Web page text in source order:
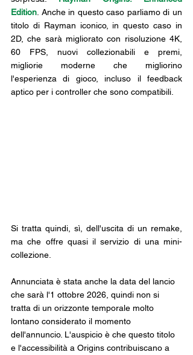
Edition. Anche in questo caso parliamo di un
titolo di Rayman iconico, in questo caso in
2D, che sarà migliorato con risoluzione 4K,
60 FPS, nuovi collezionabili e premi,
migliorie moderne che migliorino
l'esperienza di gioco, incluso il feedback
aptico per i controller che sono compatibili.
Si tratta quindi, sì, dell'uscita di un remake,
ma che offre quasi il servizio di una mini-
collezione.
Annunciata è stata anche la data del lancio
che sarà l'1 ottobre 2026, quindi non si
tratta di un orizzonte temporale molto
lontano considerato il momento
dell'annuncio. L'auspicio è che questo titolo
e l'accessibilità a Origins contribuiscano a